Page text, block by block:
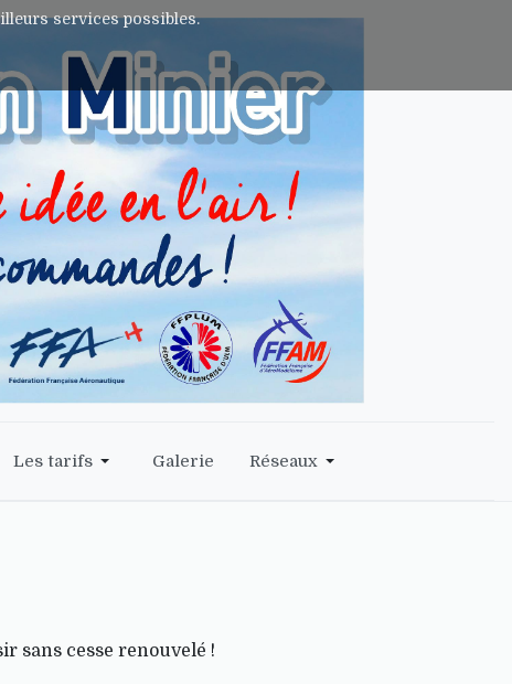
Les tarifs Galerie Réseaux
sans cesse renouvelé !
services possibles.